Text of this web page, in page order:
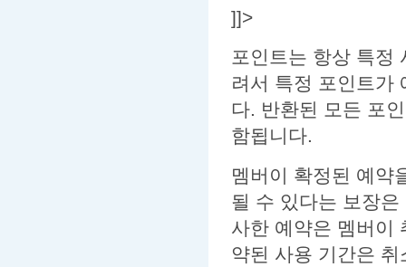
]]>
포인트는 항상 특정
려서 특정 포인트가
다. 반환된 모든 포
함됩니다.
멤버이 확정된 예약
될 수 있다는 보장
사한 예약은 멤버이
약된 사용 기간은